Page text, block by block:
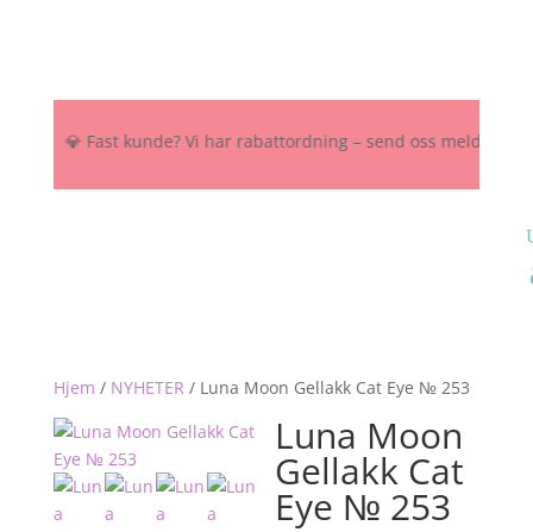
💎 Fast kunde? Vi har rabattordning – send oss melding
Hjem / NYHETER / Luna Moon Gellakk Cat Eye № 253
Luna Moon
Gellakk Cat
Eye № 253